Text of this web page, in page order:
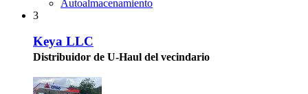
Autoalmacenamiento
3
Keya LLC
Distribuidor de U-Haul del vecindario